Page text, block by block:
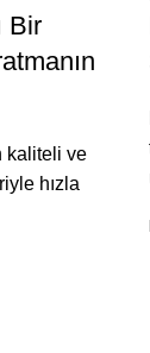
Bir
kaliteli ve
hızla